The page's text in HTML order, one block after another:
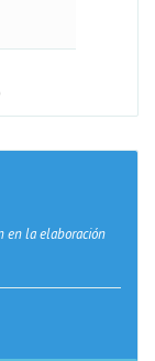
en la elaboración